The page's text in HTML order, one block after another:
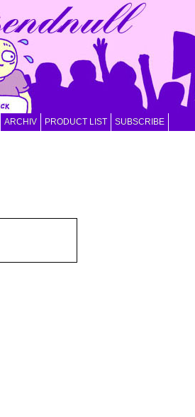
ARCHIV PRODUCT LIST SUBSCRIBE